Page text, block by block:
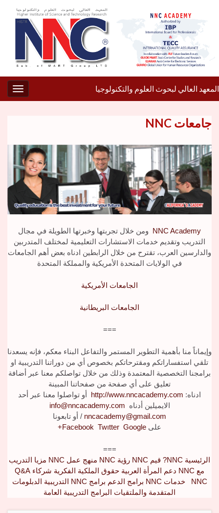
المعهد العالي لبحوث العلوم والتكنولوجيا
جامعات NNC
NNC Academy ومن خلال تجربتها وخبرتها الطويلة في مجال
التدريب وتقديم خدمات الاستشارات التعليمية لمختلف المتدربين
والدارسين العرب، تقترح من خلال الرابطين ادناه بعض أهم الجامعات
في الولايات المتحدة الأمريكية والمملكة المتحدة
الجامعات الأمريكية
الجامعات البريطانية
===
وإيماناً منا بأهمية التطوير المستمر والتفاعل البناء معكم، فإنه يسعدنا
تلقي استفساراتكم ومقترحاتكم بخصوص أي من دوراتنا التدريبية او
برامجنا التخصصية المعتمدة وذلك من خلال تواصلكم معنا عبر أضافة
تعليق على أي صفحة من صفحاتنا المبينة
ادناه: http://www.nncacademy.com أو تواصلوا معنا عبر أحد
الايميلين أدناه info@nncacademy.com
/ nncacademy@gmail.com
أو تابعونا
على
Facebook Twıtter Google+
===
الرئيسية NNC? قيم NNC رؤية NNC منهج عمل NNC
مزيا التدريب
مع NNC
دعم المرأة العربية حقوق الملكية الفكرية
شركاء Q&A
NNC
خدمات NNC برامج الدعم برامج NNC التدريبية
الدبلومات
المتقدمة والملتقيات البرامج التدريبية العامة